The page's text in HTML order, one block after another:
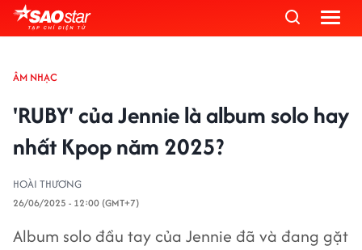
ÂM NHẠC
'RUBY' của Jennie là album solo hay
nhất Kpop năm 2025?
HOÀI THƯƠNG
26/06/2025 - 12:00 (GMT+7)
Album solo đầu tay của Jennie đã và đang gặt